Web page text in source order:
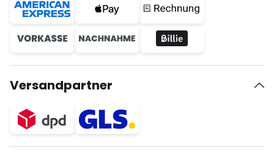
Versandpartner